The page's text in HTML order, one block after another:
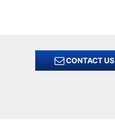
CONTACT US